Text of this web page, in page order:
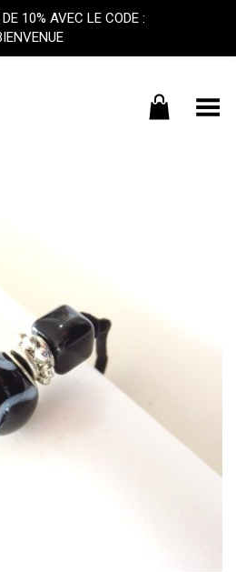
Basculer le menu
10% AVEC LE CODE :